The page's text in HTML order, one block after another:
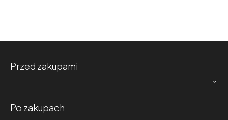
Przed zakupami

Po zakupach